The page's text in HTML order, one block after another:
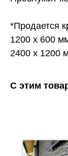
*Продается
1200 х 600
2400 х 1200
С этим